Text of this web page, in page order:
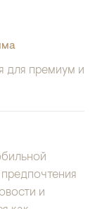
для премиум и
и